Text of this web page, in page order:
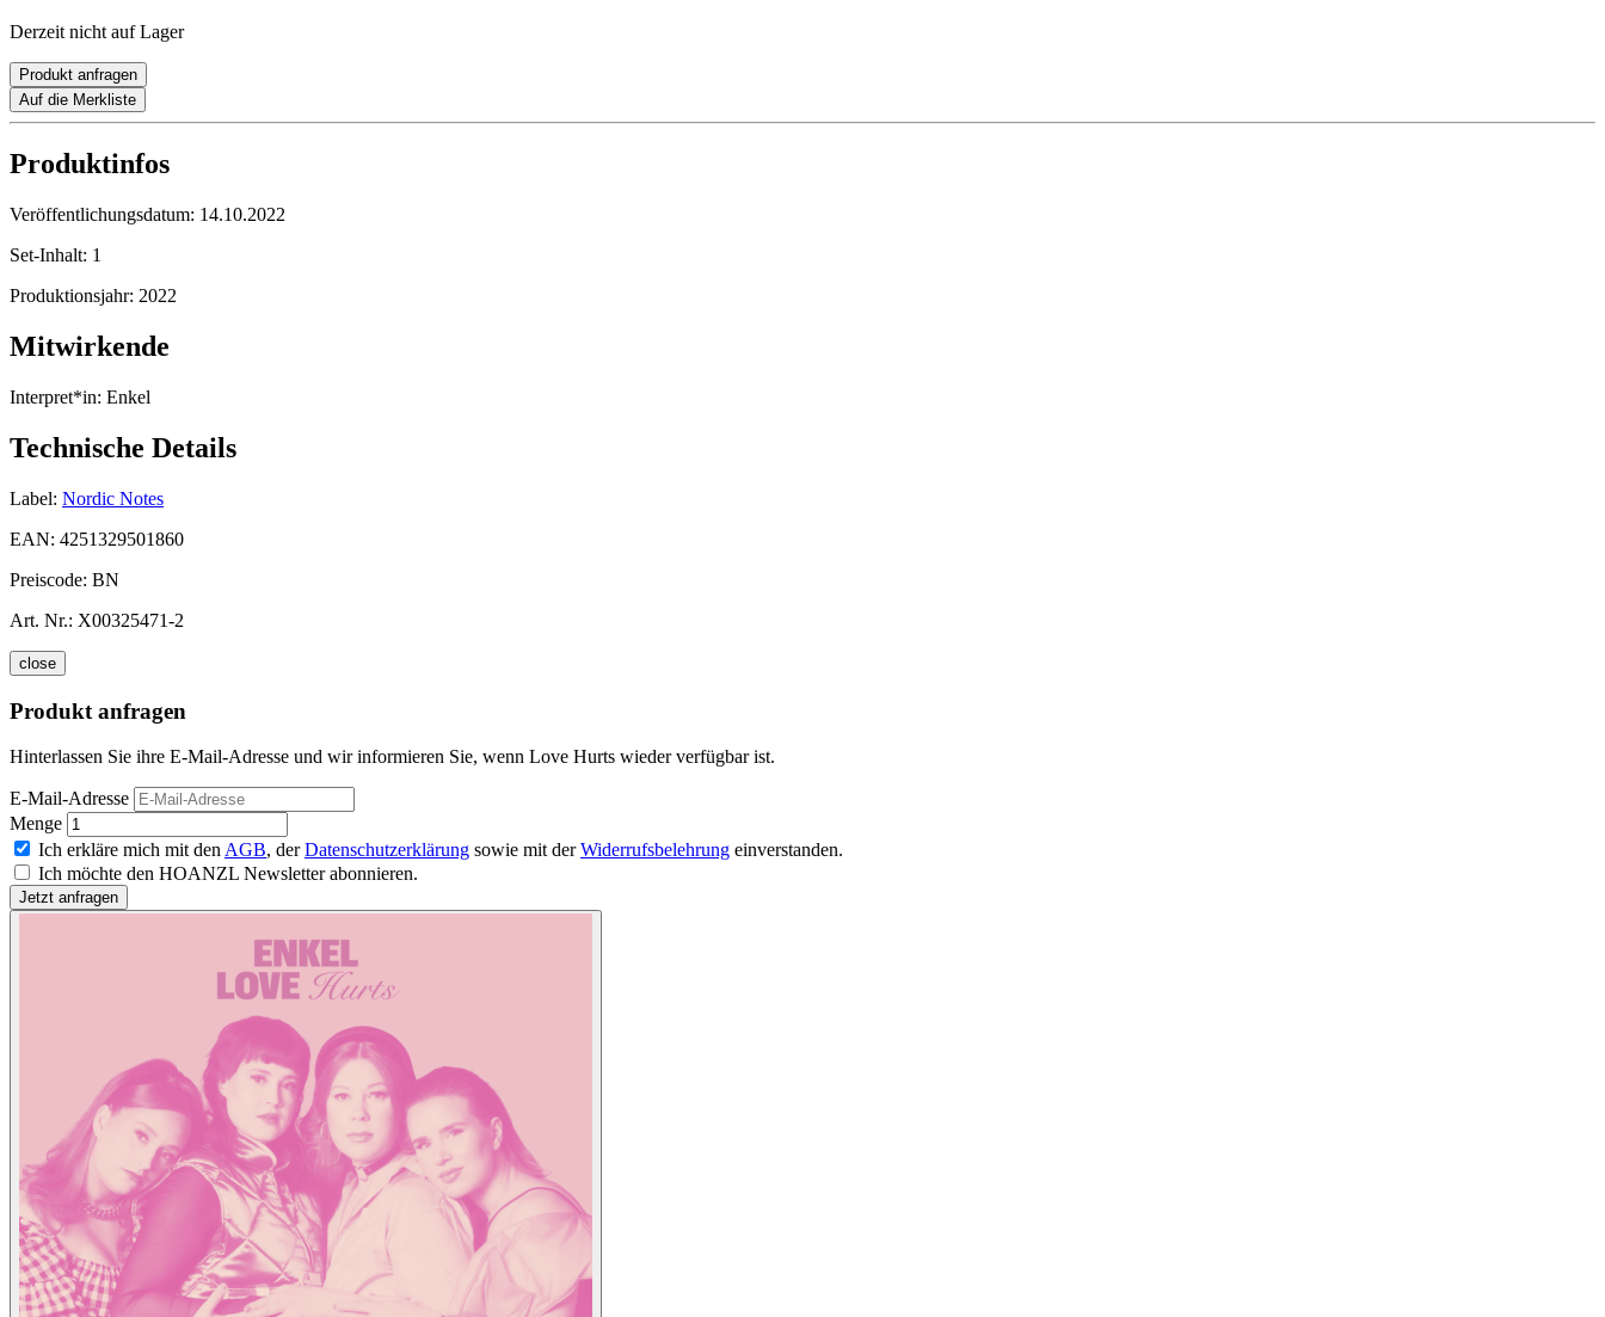
Derzeit nicht auf Lager
Produkt anfragen
Auf die Merkliste
Produktinfos
Veröffentlichungsdatum: 14.10.2022
Set-Inhalt: 1
Produktionsjahr: 2022
Mitwirkende
Interpret*in: Enkel
Technische Details
Label: Nordic Notes
EAN: 4251329501860
Preiscode: BN
Art. Nr.: X00325471-2
close
Produkt anfragen
Hinterlassen Sie ihre E-Mail-Adresse und wir informieren Sie, wenn Love Hurts wieder verfügbar ist.
E-Mail-Adresse
Menge
Ich erkläre mich mit den AGB, derDatenschutzerklärung sowie mit derWiderrufsbelehrung einverstanden.
Ich möchte den HOANZL Newsletter abonnieren.